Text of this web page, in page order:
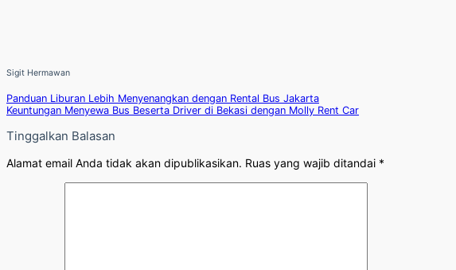
Sigit Hermawan
Panduan Liburan Lebih Menyenangkan dengan Rental Bus Jakarta
Keuntungan Menyewa Bus Beserta Driver di Bekasi dengan Molly Rent Car
Tinggalkan Balasan
Alamat email Anda tidak akan dipublikasikan. Ruas yang wajib ditandai *